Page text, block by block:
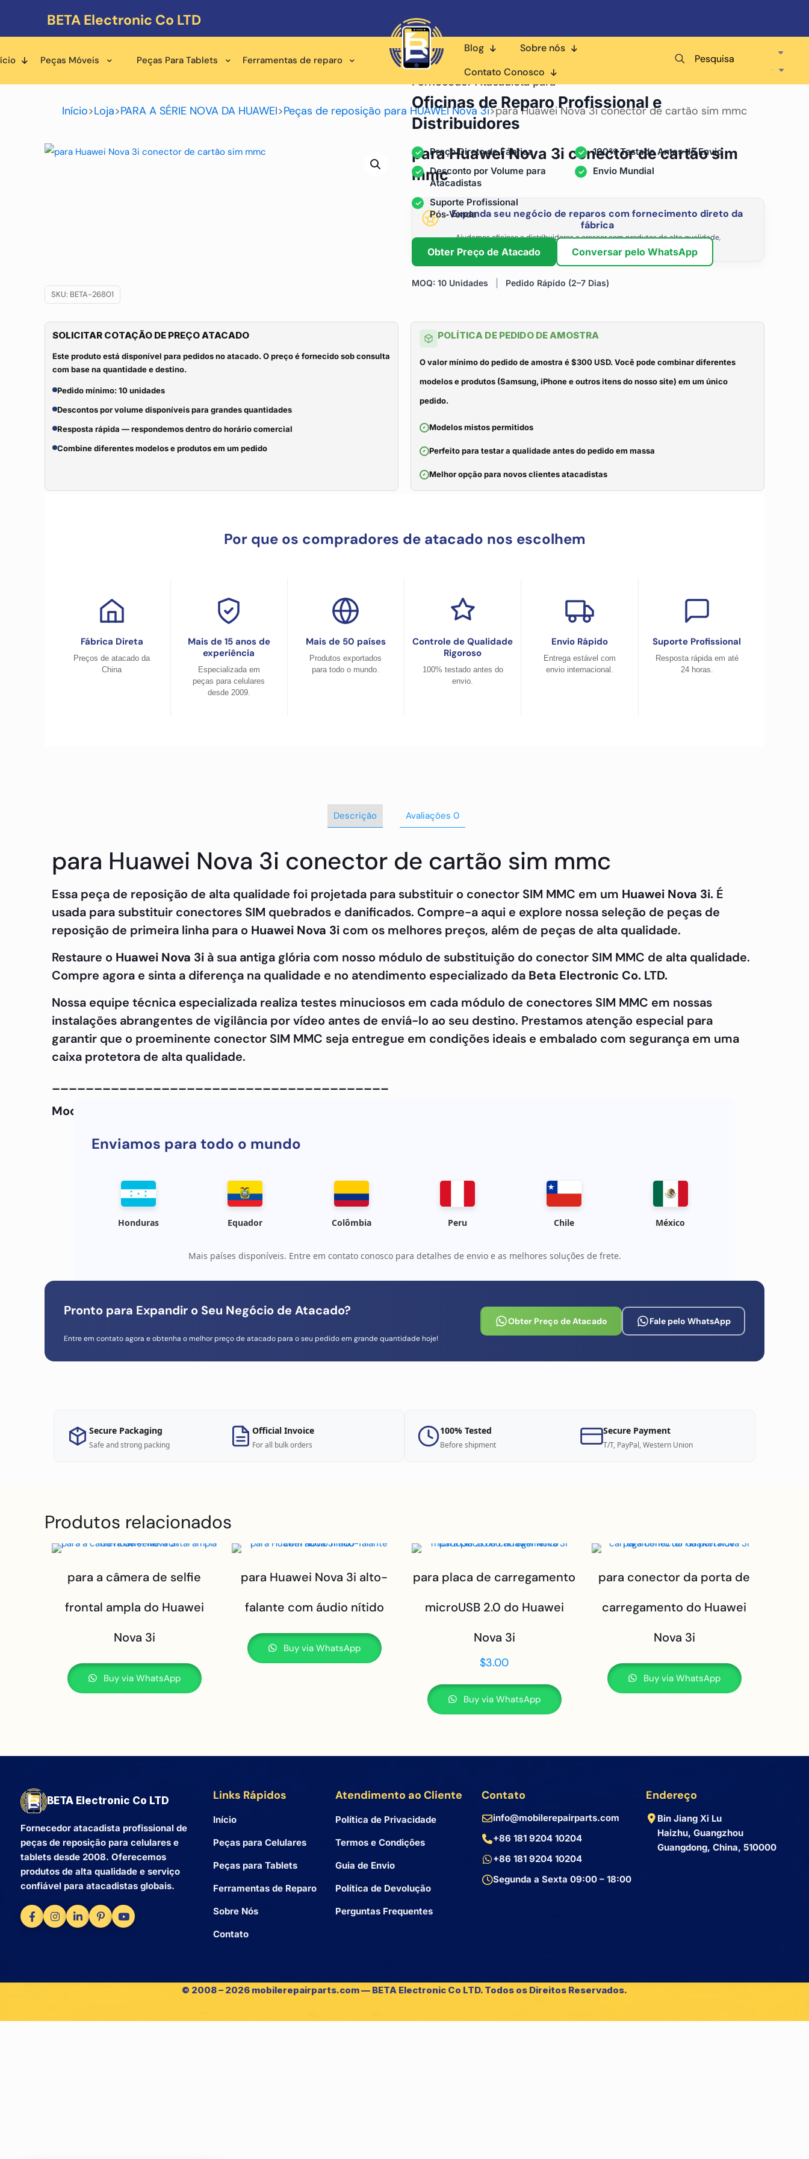
BETA Electronic Co LTD
Peças Móveis Peças Para Tablets Ferramentas de reparo
Blog
Sobre nós
Contato Conosco
Pesquisa
Início>Loja>PARA A SÉRIE NOVA DA HUAWEI>Peças de reposição para HUAWEI Nova 3i>para Huawei Nova 3i conector de cartão sim mmc
para Huawei Nova 3i conector de cartão sim
mmc
Expanda seu negócio de reparos com fornecimento direto da
fábrica
Ajudamos oficinas e distribuidores a crescer com produtos de alta qualidade,
fornecimento estável e os preços de atacado mais competitivos.
SKU: BETA-26801
Fornecedor Atacadista para
Oficinas de Reparo Profissional e
Distribuidores
Preço Direto de Fábrica
100% Testado Antes do Envio
Desconto por Volume para
Atacadistas
Envio Mundial
Suporte Profissional
Pós‑Venda
Obter Preço de Atacado Conversar pelo WhatsApp
MOQ: 10 Unidades Pedido Rápido (2–7 Dias)
SOLICITAR COTAÇÃO DE PREÇO ATACADO
Este produto está disponível para pedidos no atacado. O preço é fornecido sob consulta
com base na quantidade e destino.
Pedido mínimo: 10 unidades
Descontos por volume disponíveis para grandes quantidades
Resposta rápida — respondemos dentro do horário comercial
Combine diferentes modelos e produtos em um pedido
POLÍTICA DE PEDIDO DE AMOSTRA
O valor mínimo do pedido de amostra é $300 USD. Você pode combinar diferentes
modelos e produtos (Samsung, iPhone e outros itens do nosso site) em um único
pedido.
Modelos mistos permitidos
Perfeito para testar a qualidade antes do pedido em massa
Melhor opção para novos clientes atacadistas
Por que os compradores de atacado nos escolhem
Fábrica Direta
Preços de atacado da
China
Mais de 15 anos de
experiência
Especializada em
peças para celulares
desde 2009.
Mais de 50 países
Produtos exportados
para todo o mundo.
Controle de Qualidade
Rigoroso
100% testado antes do
envio.
Envio Rápido
Entrega estável com
envio internacional.
Suporte Profissional
Resposta rápida em até
24 horas.
Descrição Avaliações 0
para Huawei Nova 3i conector de cartão sim mmc
Essa peça de reposição de alta qualidade foi projetada para substituir o conector SIM MMC em um Huawei Nova 3i.É
usada para substituir conectores SIM quebrados e danificados. Compre-a aqui e explore nossa seleção de peças de
reposição de primeira linha para o Huawei Nova 3icom os melhores preços, além de peças de alta qualidade.
Restaure o Huawei Nova 3ià sua antiga glória com nosso módulo de substituição do conector SIM MMC de alta qualidade.
Compre agora e sinta a diferença na qualidade e no atendimento especializado da Beta Electronic Co. LTD.
Nossa equipe técnica especializada realiza testes minuciosos em cada módulo de conectores SIM MMC em nossas
instalações abrangentes de vigilância por vídeo antes de enviá-lo ao seu destino. Prestamos atenção especial para
garantir que o proeminente conector SIM MMC seja entregue em condições ideais e embalado com segurança em uma
caixa protetora de alta qualidade.
Modelo do telefone
Enviamos para todo o mundo
Honduras Equador Colômbia Peru Chile México
Mais países disponíveis. Entre em contato conosco para detalhes de envio e as melhores soluções de frete.
Pronto para Expandir o Seu Negócio de Atacado?
Entre em contato agora e obtenha o melhor preço de atacado para o seu pedido em grande quantidade hoje!
Obter Preço de Atacado Fale pelo WhatsApp
Secure Packaging
Safe and strong packing
Official Invoice
For all bulk orders
100% Tested
Before shipment
Secure Payment
T/T, PayPal, Western Union
Produtos relacionados
para a câmera de selfie
frontal ampla do Huawei
Nova 3i
Buy via WhatsApp
para Huawei Nova 3i alto-
falante com áudio nítido
Buy via WhatsApp
para placa de carregamento
microUSB 2.0 do Huawei
Nova 3i
$3.00
Buy via WhatsApp
para conector da porta de
carregamento do Huawei
Nova 3i
Buy via WhatsApp
BETA Electronic Co LTD
Fornecedor atacadista profissional de
peças de reposição para celulares e
tablets desde 2008. Oferecemos
produtos de alta qualidade e serviço
confiável para atacadistas globais.
Links Rápidos
Início
Peças para Celulares
Peças para Tablets
Ferramentas de Reparo
Sobre Nós
Contato
Atendimento ao Cliente
Política de Privacidade
Termos e Condições
Guia de Envio
Política de Devolução
Perguntas Frequentes
Contato
info@mobilerepairparts.com
+86 181 9204 10204
+86 181 9204 10204
Segunda a Sexta 09:00 – 18:00
Endereço
Bin Jiang Xi Lu
Haizhu, Guangzhou
Guangdong, China, 510000
© 2008 – 2026 mobilerepairparts.com — BETA Electronic Co LTD. Todos os Direitos Reservados.